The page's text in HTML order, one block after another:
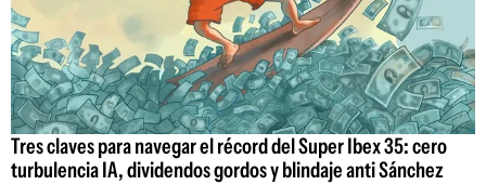
Tres claves para navegar el récord del Super Ibex 35: cero
turbulencia IA, dividendos gordos y blindaje anti Sánchez